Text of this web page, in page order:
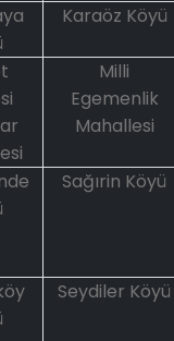
Karaöz Köyü
Milli
Egemenlik
Mahallesi
Sağırin Köyü
Seydiler Köyü